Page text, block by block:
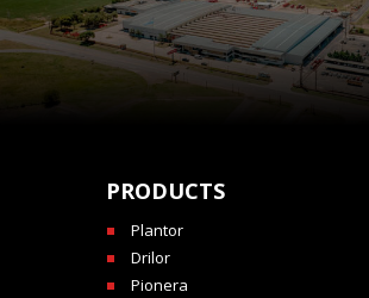
PRODUCTS
Plantor
Drilor
Pionera